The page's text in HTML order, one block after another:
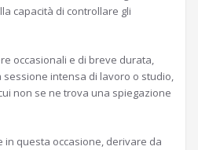
capacità di controllare gli
occasionali e di breve durata,
intensa di lavoro o studio,
non se ne trova una spiegazione
in questa occasione, derivare da